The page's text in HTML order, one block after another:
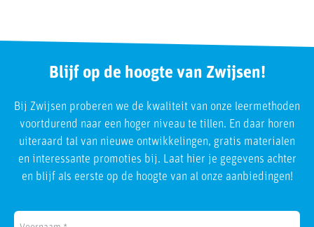
Blijf op de hoogte van Zwijsen!
Bij Zwijsen proberen we de kwaliteit van onze leermethoden
voortdurend naar een hoger niveau te tillen. En daar horen
uiteraard tal van nieuwe ontwikkelingen, gratis materialen
en interessante promoties bij. Laat hier je gegevens achter
en blijf als eerste op de hoogte van al onze aanbiedingen!